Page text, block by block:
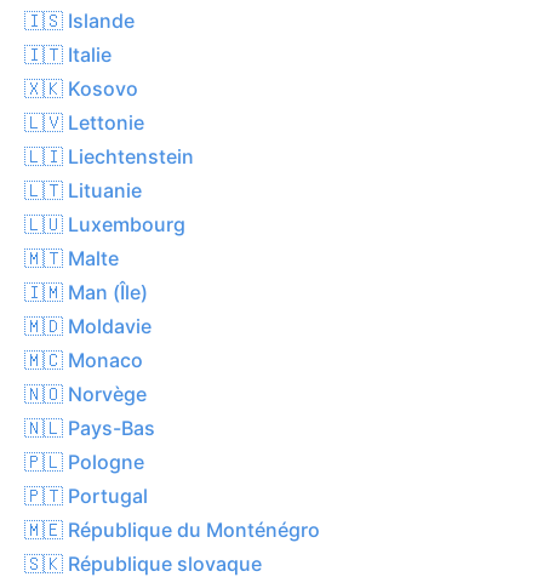
🇮🇸 Islande
🇮🇹 Italie
🇽🇰 Kosovo
🇱🇻 Lettonie
🇱🇮 Liechtenstein
🇱🇹 Lituanie
🇱🇺 Luxembourg
🇲🇹 Malte
🇮🇲 Man (Île)
🇲🇩 Moldavie
🇲🇨 Monaco
🇳🇴 Norvège
🇳🇱 Pays-Bas
🇵🇱 Pologne
🇵🇹 Portugal
🇲🇪 République du Monténégro
🇸🇰 République slovaque